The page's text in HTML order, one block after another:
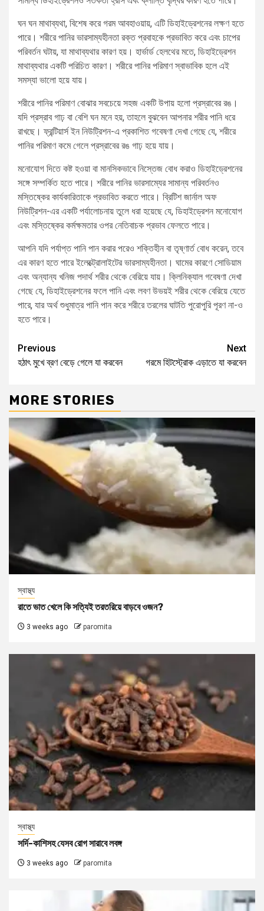
ঘন ঘন মাথাব্যথা, বিশেষ করে গরম আবহাওয়ায়, এটি ডিহাইড্রেশনের লক্ষণ হতে
পারে। শরীরে পানির ভারসাম্যহীনতা রক্ত প্রবাহকে প্রভাবিত করে এবং চাপের
পরিবর্তন ঘটায়, যা মাথাব্যথার কারণ হয়। হার্ভার্ড হেলথের মতে, ডিহাইড্রেশন
মাথাব্যথার একটি পরিচিত কারণ। শরীরে পানির পরিমাণ স্বাভাবিক হলে এই
সমস্যা ভালো হয়ে যায়।
শরীরে পানির পরিমাণ বোঝার সবচেয়ে সহজ একটি উপায় হলো প্রস্রাবের রঙ।
যদি প্রস্রাব গাঢ় বা বেশি ঘন মনে হয়, তাহলে বুঝবেন আপনার শরীর পানি ধরে
রাখছে। ফ্রন্টিয়ার্স ইন নিউট্রিশন-এ প্রকাশিত গবেষণা দেখা গেছে যে, শরীরে
পানির পরিমাণ কমে গেলে প্রস্রাবের রঙ গাঢ় হয়ে যায়।
মনোযোগ দিতে কষ্ট হওয়া বা মানসিকভাবে নিস্তেজ বোধ করাও ডিহাইড্রেশনের
সঙ্গে সম্পর্কিত হতে পারে। শরীরে পানির ভারসাম্যের সামান্য পরিবর্তনও
মস্তিষ্কের কার্যকারিতাকে প্রভাবিত করতে পারে। ব্রিটিশ জার্নাল অফ
নিউট্রিশন-এর একটি পর্যালোচনায় তুলে ধরা হয়েছে যে, ডিহাইড্রেশন মনোযোগ
এবং মস্তিষ্কের কর্মক্ষমতার ওপর নেতিবাচক প্রভাব ফেলতে পারে।
আপনি যদি পর্যাপ্ত পানি পান করার পরেও শক্তিহীন বা তৃষ্ণার্ত বোধ করেন, তবে
এর কারণ হতে পারে ইলেক্ট্রোলাইটের ভারসাম্যহীনতা। ঘামের কারণে সোডিয়াম
এবং অন্যান্য খনিজ পদার্থ শরীর থেকে বেরিয়ে যায়। ক্লিনিক্যাল গবেষণা দেখা
গেছে যে, ডিহাইড্রেশনের ফলে পানি এবং লবণ উভয়ই শরীর থেকে বেরিয়ে যেতে
পারে, যার অর্থ শুধুমাত্র পানি পান করে শরীরে তরলের ঘাটতি পুরোপুরি পূরণ না-ও
হতে পারে।
Previous
হঠাৎ মুখে ব্রণ বেড়ে গেলে যা করবেন
Next
গরমে হিটস্ট্রোক এড়াতে যা করবেন
MORE STORIES
স্বাস্থ্য
রাতে ভাত খেলে কি সত্যিই তরতরিয়ে বাড়বে ওজন?
3 weeks ago paromita
স্বাস্থ্য
সর্দি-কাশিসহ যেসব রোগ সারাবে লবঙ্গ
3 weeks ago paromita